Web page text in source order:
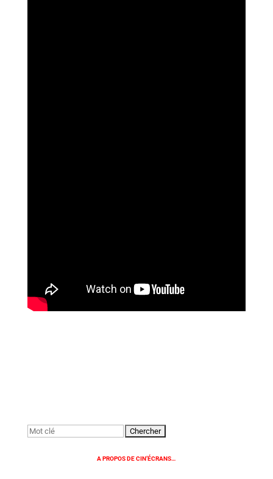
Rechercher:
A PROPOS DE CIN’ÉCRANS…